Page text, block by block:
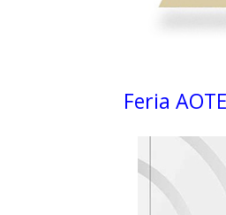
Feria